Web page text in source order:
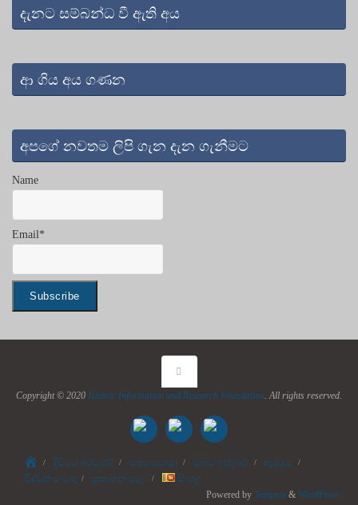
දැනට සම්බන්ධ වී ඇති අය
ආ ගිය අය ගණන
අපගේ නවතම ලිපි ගැන දැන ගැනීමට
Name
Email*
Copyright © 2020 Islamic Information and Research Foundation. All rights reserved.
Homeදිවියේ අරමුණ? සත්‍ය සොයා ඔබට ඉස්ලාම්
ඇරයුම
විද්වත් සංවාද
ප්‍රකාශන සැල
සිංහල
Powered by Tempera & WordPress.